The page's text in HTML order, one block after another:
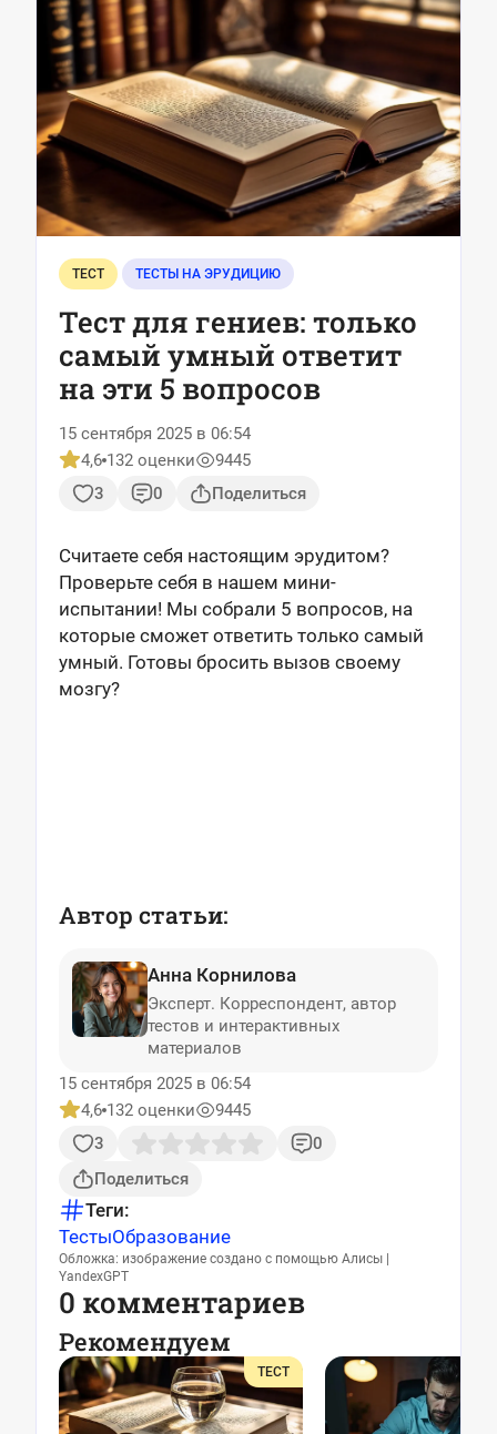
ТЕСТ ТЕСТЫ НА ЭРУДИЦИЮ
Тест для гениев: только
самый умный ответит
на эти 5 вопросов
15 сентября 2025 в 06:54
4,6 132 оценки
9445
3
0 Поделиться
Считаете себя настоящим эрудитом?
Проверьте себя в нашем мини-
испытании! Мы собрали 5 вопросов, на
которые сможет ответить только самый
умный. Готовы бросить вызов своему
мозгу?
Автор статьи:
Анна Корнилова
Эксперт. Корреспондент, автор
тестов и интерактивных
материалов
15 сентября 2025 в 06:54
4,6 132 оценки
9445
3
0
Поделиться
Теги:
ТестыОбразование
Обложка: изображение создано с помощью Алисы |
YandexGPT
0 комментариев
Рекомендуем
ТЕСТ